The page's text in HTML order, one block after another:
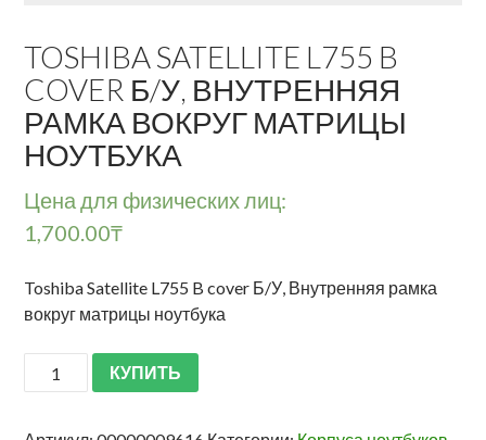
TOSHIBA SATELLITE L755 B
COVER Б/У, ВНУТРЕННЯЯ
РАМКА ВОКРУГ МАТРИЦЫ
НОУТБУКА
Цена для физических лиц:
1,700.00₸
Toshiba Satellite L755 B cover Б/У, Внутренняя рамка
вокруг матрицы ноутбука
КУПИТЬ